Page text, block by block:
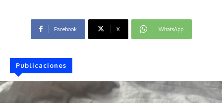
Facebook X WhatsApp
Publicaciones